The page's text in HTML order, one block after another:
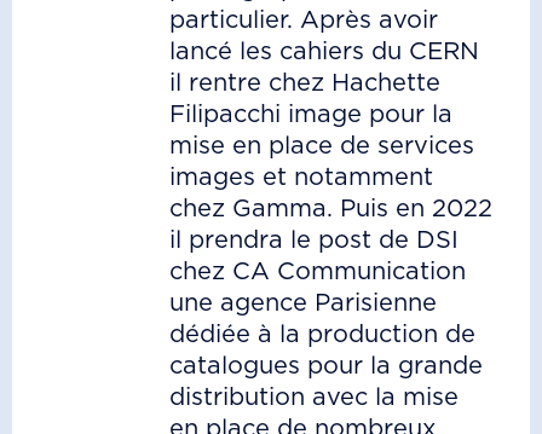
particulier. Après avoir
lancé les cahiers du CERN
il rentre chez Hachette
Filipacchi image pour la
mise en place de services
images et notamment
chez Gamma. Puis en 2022
il prendra le post de DSI
chez CA Communication
une agence Parisienne
dédiée à la production de
catalogues pour la grande
distribution avec la mise